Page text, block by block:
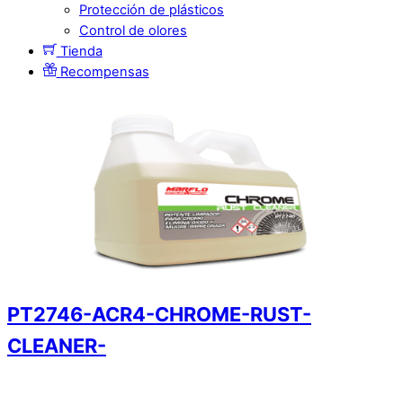
Protección de plásticos
Control de olores
Tienda
Recompensas
PT2746-ACR4-CHROME-RUST-
CLEANER-